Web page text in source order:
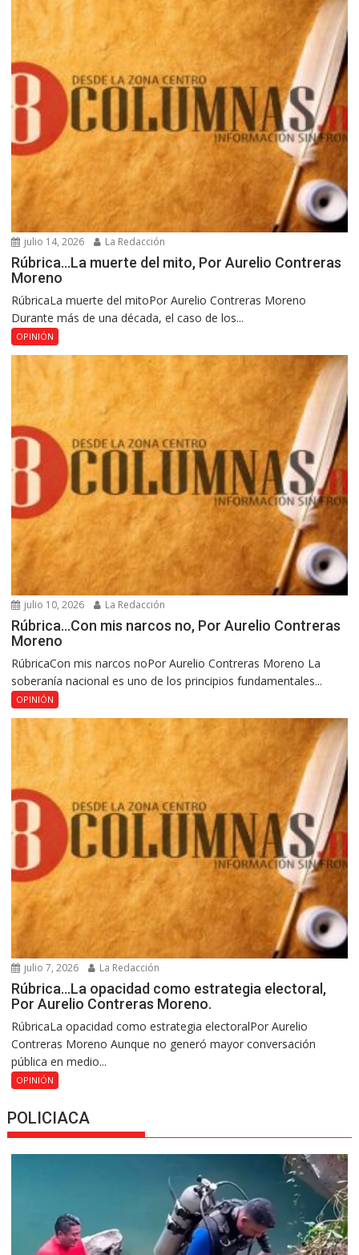
julio 14, 2026 La Redacción
Rúbrica…La muerte del mito, Por Aurelio Contreras
Moreno
RúbricaLa muerte del mitoPor Aurelio Contreras Moreno
Durante más de una década, el caso de los...
OPINIÓN
julio 10, 2026 La Redacción
Rúbrica…Con mis narcos no, Por Aurelio Contreras
Moreno
RúbricaCon mis narcos noPor Aurelio Contreras Moreno La
soberanía nacional es uno de los principios fundamentales...
OPINIÓN
julio 7, 2026 La Redacción
Rúbrica…La opacidad como estrategia electoral,
Por Aurelio Contreras Moreno.
RúbricaLa opacidad como estrategia electoralPor Aurelio
Contreras Moreno Aunque no generó mayor conversación
pública en medio...
OPINIÓN
POLICIACA